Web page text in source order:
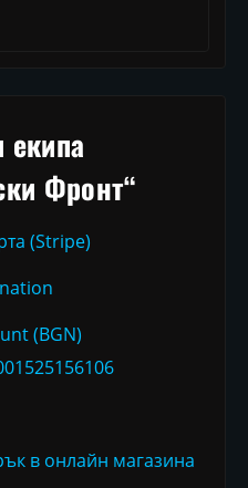
Фронт“
(Stripe)
(BGN)
в онлайн магазина